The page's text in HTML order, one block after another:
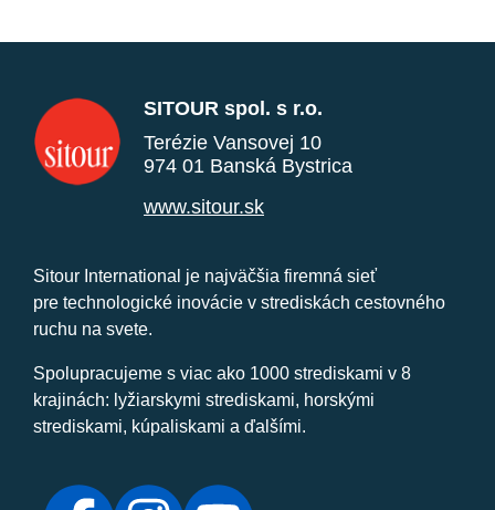
SITOUR spol. s r.o.
Terézie Vansovej 10
974 01 Banská Bystrica
www.sitour.sk
Sitour International je najväčšia firemná sieť
pre technologické inovácie v strediskách cestovného
ruchu na svete.
Spolupracujeme s viac ako 1000 strediskami v 8
krajinách: lyžiarskymi strediskami, horskými
strediskami, kúpaliskami a ďalšími.